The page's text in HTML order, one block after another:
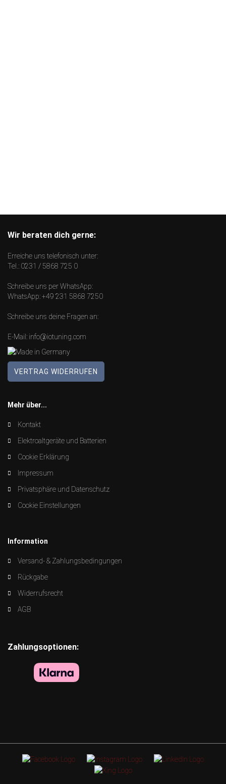
Wir beraten dich gerne:
Erreiche uns telefonisch unter:
Tel.: 0231 / 5868 725 0
Schreibe uns per WhatsApp:
WhatsApp:+49 231 5868 7250
Schreibe uns deine Fragen an:
E-Mail: info@iotuning.com
VERTRAG WIDERRUFEN
Mehr über...
Kontakt
Elektroaltgeräte und Batterien
Cookie Erklärung
Impressum
Privatsphäre und Datenschutz
Cookie Einstellungen
Information
Versand- & Zahlungsbedingungen
Rückgabe
Widerrufsrecht
AGB
Zahlungsoptionen: